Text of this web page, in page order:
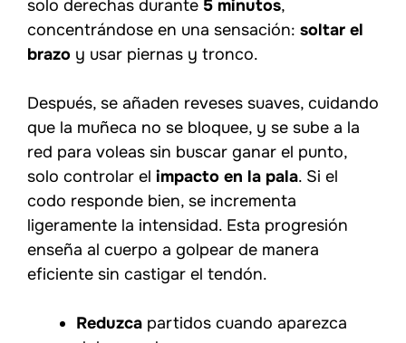
solo derechas durante 5 minutos,
concentrándose en una sensación: soltar el
brazo y usar piernas y tronco.
Después, se añaden reveses suaves, cuidando
que la muñeca no se bloquee, y se sube a la
red para voleas sin buscar ganar el punto,
solo controlar el impacto en la pala. Si el
codo responde bien, se incrementa
ligeramente la intensidad. Esta progresión
enseña al cuerpo a golpear de manera
eficiente sin castigar el tendón.
Reduzca partidos cuando aparezca